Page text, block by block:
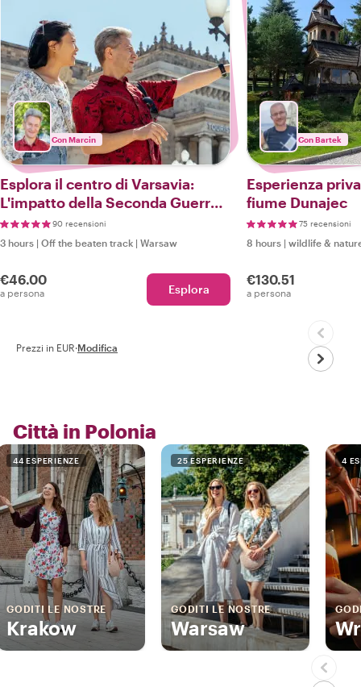
Con Marcin
Esplora il centro di Varsavia:
L'impatto della Seconda Guerra
Mondiale90 recensioni
3 hours | Off the beaten track | Warsaw
€46.00
a persona Esplora
Con Bartek
Esperienza
fiume Dunajec
75 recensioni
8 hours | wildlife &
€130.51
a persona
Prezzi in EUR·Modifica
Città in Polonia
44 ESPERIENZE
GODITI LE NOSTRE
Krakow
25 ESPERIENZE
GODITI LE NOSTRE
Warsaw
4